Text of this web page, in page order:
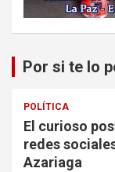
Por si te lo
POLÍTICA
El curioso
redes
Azariaga